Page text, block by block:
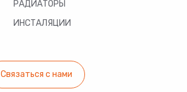
РАДИАТОРЫ
ИНСТАЛЯЦИИ
Связаться с нами